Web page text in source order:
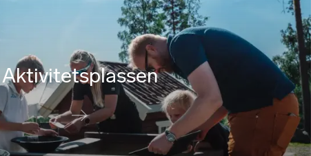
Aktivitetsplassen